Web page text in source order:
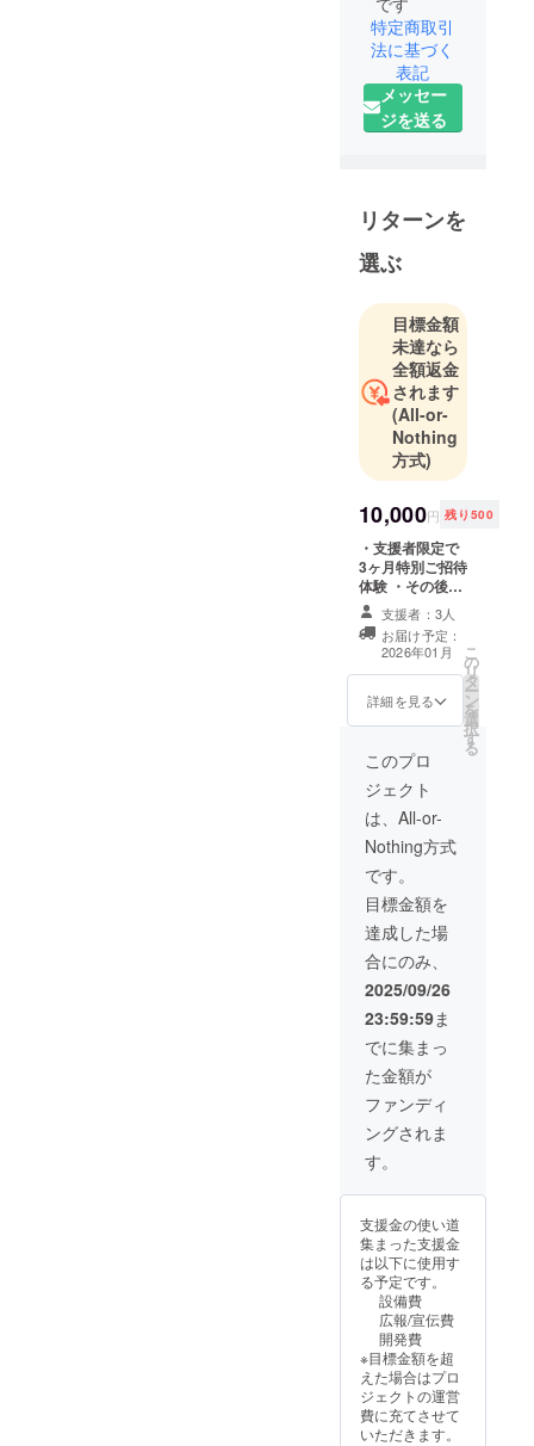
特定商取引
法に基づく
表記
メッセー
ジを送る
リターンを
選ぶ
目標金額
未達なら
全額返金
されます
(All-or-
Nothing
方式)
10,000円 残り500
・支援者限定で
3ヶ月特別ご招待
体験 ・その後は
特別月額3,000円
（通常3,980円）
・リリース後1年
間有効
支援者：3人
お届け予定：
2026年01月
詳細を見る
こ
の
リ
タ
ー
ン
を
選
択
す
る
このプロ
ジェクト
は、All-or-
Nothing方式
です。
目標金額を
達成した場
合にのみ、
2025/09/26
23:59:59ま
でに集まっ
た金額が
ファンディ
ングされま
す。
支援金の使い道
集まった支援金
は以下に使用す
る予定です。
設備費
広報/宣伝費
開発費
※目標金額を超
えた場合はプロ
ジェクトの運営
費に充てさせて
いただきます。